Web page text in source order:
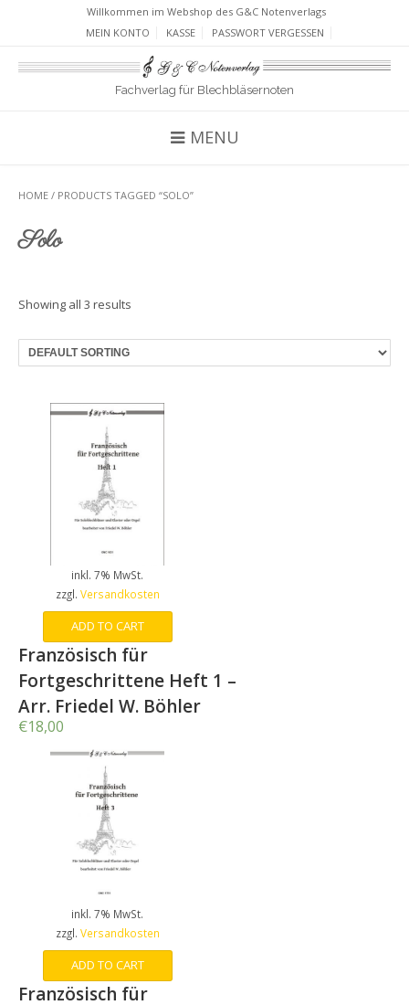
Willkommen im Webshop des G&C Notenverlags
MEIN KONTO
KASSE PASSWORT VERGESSEN
Fachverlag für Blechbläsernoten
MENU
HOME / PRODUCTS TAGGED “SOLO”
Solo
Showing all 3 results
inkl. 7% MwSt.
zzgl. Versandkosten
ADD TO CART
Französisch für
Fortgeschrittene Heft 1 –
Arr. Friedel W. Böhler
€18,00
inkl. 7% MwSt.
zzgl. Versandkosten
ADD TO CART
Französisch für